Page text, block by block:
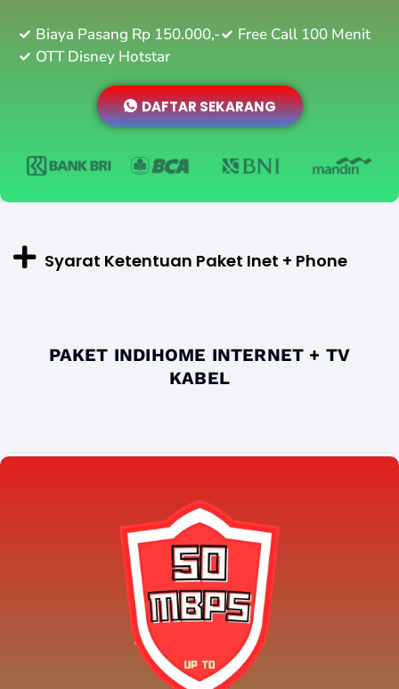
Biaya Pasang Rp 150.000,-
Free Call 100 Menit
OTT Disney Hotstar
DAFTAR SEKARANG
Syarat Ketentuan Paket Inet + Phone
PAKET INDIHOME INTERNET + TV
KABEL